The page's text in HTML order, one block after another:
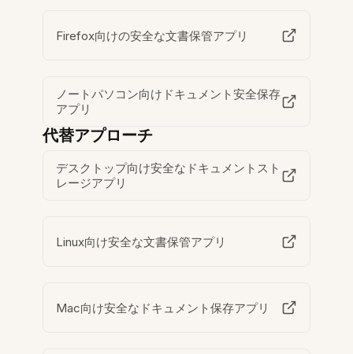
Firefox向けの安全な文書保管アプリ
ノートパソコン向けドキュメント安全保存
アプリ
代替アプローチ
デスクトップ向け安全なドキュメントスト
レージアプリ
Linux向け安全な文書保管アプリ
Mac向け安全なドキュメント保存アプリ